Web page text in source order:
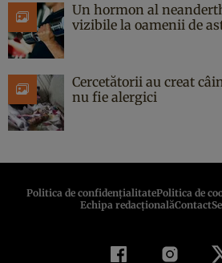
Un hormon al
vizibile la oamenii de
Cercetătorii au creat
nu fie alergici
Politica de confidenţialitatePolitica de
Echipa redacționalăContact